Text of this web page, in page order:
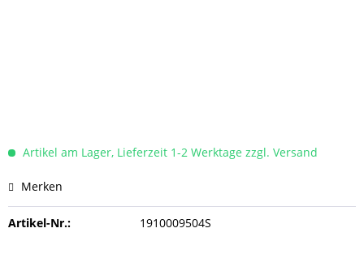
Artikel am Lager, Lieferzeit 1-2 Werktage zzgl. Versand
Merken
Artikel-Nr.: 1910009504S